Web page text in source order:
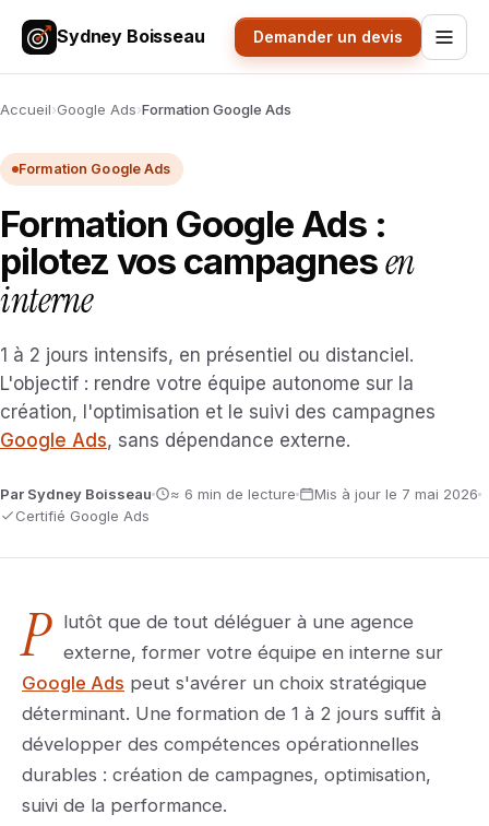
Sydney Boisseau Demander un devis
Accueil›Google Ads›Formation Google Ads
Formation Google Ads
Formation Google Ads :
pilotez vos campagnesen
interne
1 à 2 jours intensifs, en présentiel ou distanciel.
L'objectif : rendre votre équipe autonome sur la
création, l'optimisation et le suivi des campagnes
Google Ads, sans dépendance externe.
Par Sydney Boisseau ≈ 6 min de lecture
Mis à jour le 7 mai 2026
Certifié Google Ads
P
lutôt que de tout déléguer à une agence
externe, former votre équipe en interne sur
Google Ads peut s'avérer un choix stratégique
déterminant. Une formation de 1 à 2 jours suffit à
développer des compétences opérationnelles
durables : création de campagnes, optimisation,
suivi de la performance.